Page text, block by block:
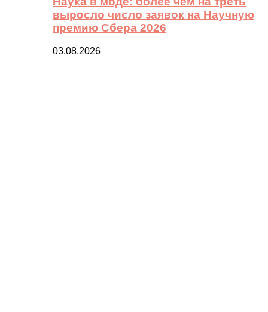
выросло число заявок на Научную
премию Сбера 2026
03.08.2026